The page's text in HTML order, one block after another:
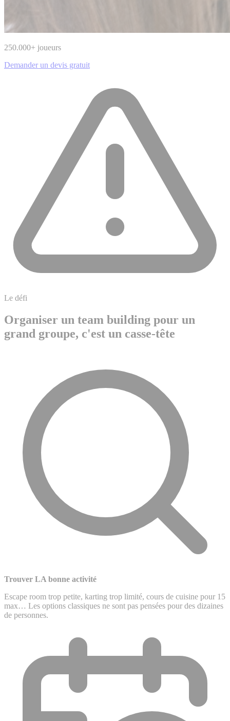
250.000+ joueurs
Demander un devis gratuit
Le défi
Organiser un team building pour un
grand groupe, c'est un casse-tête
Trouver LA bonne activité
Escape room trop petite, karting trop limité, cours de cuisine pour 15
max… Les options classiques ne sont pas pensées pour des dizaines
de personnes.